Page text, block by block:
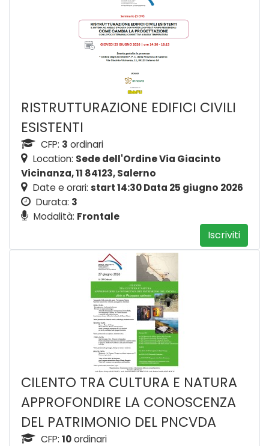
RISTRUTTURAZIONE EDIFICI CIVILI
ESISTENTI
CFP: 3 ordinari
Location: Sede dell'Ordine Via Giacinto
Vicinanza, 11 84123, Salerno
Date e orari: start 14:30 Data 25 giugno 2026
Durata: 3
Modalità: Frontale
Iscriviti
CILENTO TRA CULTURA E NATURA
APPROFONDIRE LA CONOSCENZA
DEL PATRIMONIO DEL PNCVDA
CFP: 10ordinari